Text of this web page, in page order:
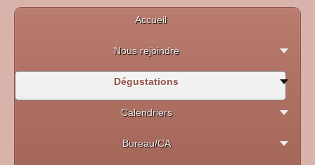
Accueil
Nous rejoindre
Dégustations
Calendriers
Bureau/CA